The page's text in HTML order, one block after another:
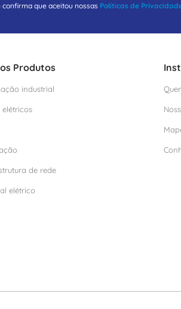
confirma que aceitou nossas Políticas de
Produtos
industrial
elétricos
de rede
elétrico